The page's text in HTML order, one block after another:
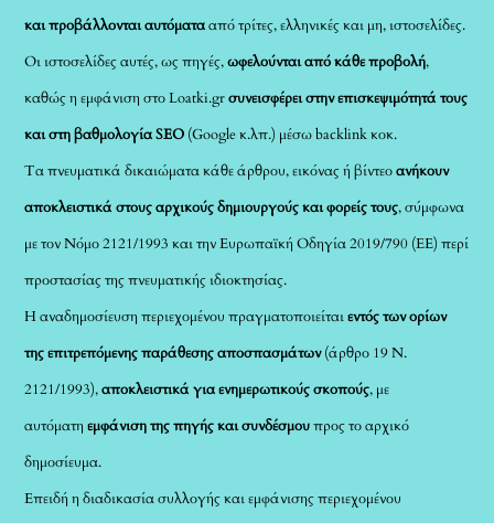
και προβάλλονται αυτόματααπό τρίτες, ελληνικές και μη, ιστοσελίδες.
Οι ιστοσελίδες αυτές, ως πηγές,ωφελούνται από κάθε προβολή,
καθώς η εμφάνιση στο Loatki.grσυνεισφέρει στην επισκεψιμότητά τους
και στη βαθμολογία SEO (Google κ.λπ.) μέσω backlink κοκ.
Τα πνευματικά δικαιώματα κάθε άρθρου, εικόνας ή βίντεοανήκουν
αποκλειστικά στους αρχικούς δημιουργούς και φορείς τους, σύμφωνα
με τον Νόμο 2121/1993 και την Ευρωπαϊκή Οδηγία 2019/790 (ΕΕ) περί
προστασίας της πνευματικής ιδιοκτησίας.
Η αναδημοσίευση περιεχομένου πραγματοποιείταιεντός των ορίων
της επιτρεπόμενης παράθεσης αποσπασμάτων(άρθρο 19 Ν.
2121/1993),αποκλειστικά για ενημερωτικούς σκοπούς, με
αυτόματηεμφάνιση της πηγής και συνδέσμουπρος το αρχικό
δημοσίευμα.
Επειδή η διαδικασία συλλογής και εμφάνισης περιεχομένου